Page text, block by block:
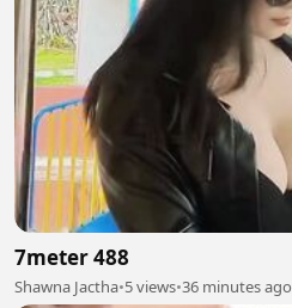
7meter 488
Shawna Jactha•5 views•36 minutes ago